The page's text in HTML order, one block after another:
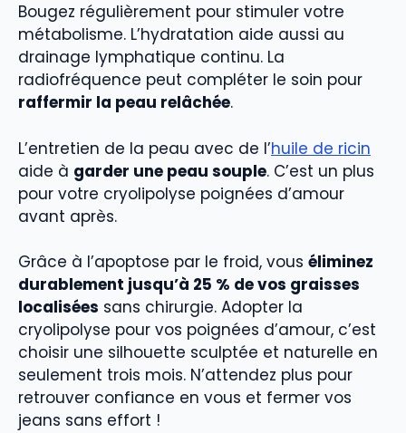
Bougez régulièrement pour stimuler votre
métabolisme. L’hydratation aide aussi au
drainage lymphatique continu. La
radiofréquence peut compléter le soin pour
raffermir la peau relâchée.
L’entretien de la peau avec de l’huile de ricin
aide à garder une peau souple. C’est un plus
pour votre cryolipolyse poignées d’amour
avant après.
Grâce à l’apoptose par le froid, vous éliminez
durablement jusqu’à 25 % de vos graisses
localisées sans chirurgie. Adopter la
cryolipolyse pour vos poignées d’amour, c’est
choisir une silhouette sculptée et naturelle en
seulement trois mois. N’attendez plus pour
retrouver confiance en vous et fermer vos
jeans sans effort !